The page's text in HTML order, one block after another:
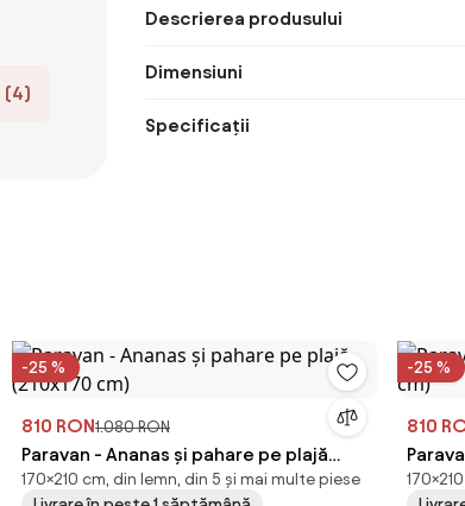
(4)
Descrierea produsului
Dimensiuni
Specificații
-25 %
810 RON1.080 RON
Paravan - Ananas și pahare pe plajă
(210x170 cm)
170×210 cm, din lemn, din 5 și mai multe piese
-25 %
810